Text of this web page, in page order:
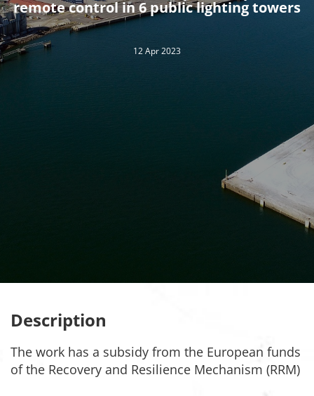
remote control in 6 public lighting towers
12 Apr 2023
Description
The work has a subsidy from the European funds
of the Recovery and Resilience Mechanism (RRM)